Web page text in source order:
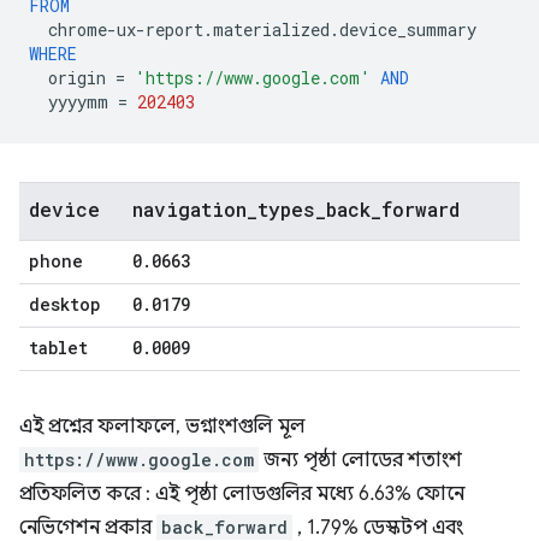
FROM
chrome-ux-report.materialized .device_summary
WHERE
origin = 'https://www.google.com'
AND
yyyymm = 202403
device navigation types back forward
phone 0. 0663
desktop
0. 0179
tablet
0. 0009
এই প্রশ্নের ফলাফলে, ভগ্নাংশগুলি মূল
https://www.google.com জন্য পৃষ্ঠা লোডের শতাংশ
প্রতিফলিত করে : এই পৃষ্ঠা লোডগুলির মধ্যে 6.63% ফোনে
নেভিগেশন প্রকার back_forward , 1.79% ডেস্কটপ এবং